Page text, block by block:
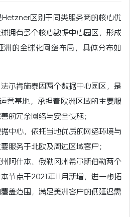
区别于同类服务商的核心优
拥有多个核心数据中心园区，形成
洲的全球化网络布局，具体分布如
尔肯施泰因两个数据中心园区，是
营基地，承担着欧洲区域的主要服
的冗余网络与安全设施；
中心，依托当地优质的网络环境与
服务于北欧及周边区域客户；
阿什本、俄勒冈州希尔斯伯勒两个
节点于2021年11月新增，进一步拓
盖范围，满足美洲客户的低延迟需